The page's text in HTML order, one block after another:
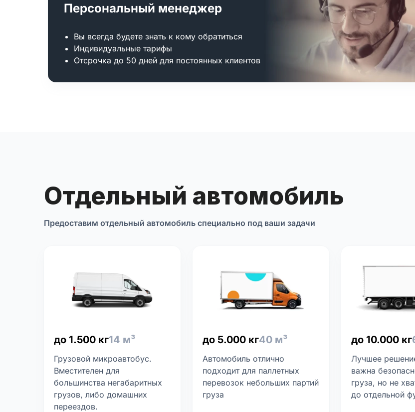
Персональный менеджер
Вы всегда будете знать к кому обратиться
Индивидуальные тарифы
Отсрочка до 50 дней для постоянных клиентов
Отдельный автомобиль
Предоставим отдельный автомобиль специально под ваши задачи
до 1.500 кг14 м³
Грузовой микроавтобус.
Вместителен для
большинства негабаритных
грузов, либо домашних
переездов.
до 5.000 кг40 м³
Автомобиль отлично
подходит для паллетных
перевозок небольших партий
груза
до 10.000 кг
Лучшее
важна
груза, но не
до отдельной